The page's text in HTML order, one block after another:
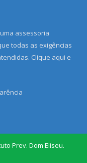
assessoria
todas as exigências
Clique aqui e
Prev. Dom Eliseu.